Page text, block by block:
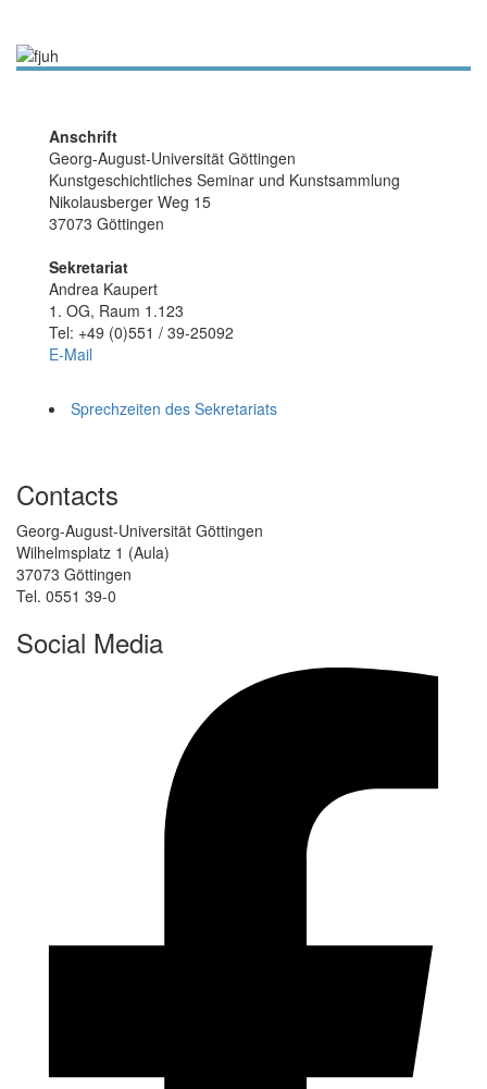
Anschrift
Georg-August-Universität Göttingen
Kunstgeschichtliches Seminar und Kunstsammlung
Nikolausberger Weg 15
37073 Göttingen
Sekretariat
Andrea Kaupert
1. OG, Raum 1.123
Tel: +49 (0)551 / 39-25092
E-Mail
Sprechzeiten des Sekretariats
Contacts
Georg-August-Universität Göttingen
Wilhelmsplatz 1 (Aula)
37073 Göttingen
Tel. 0551 39-0
Social Media